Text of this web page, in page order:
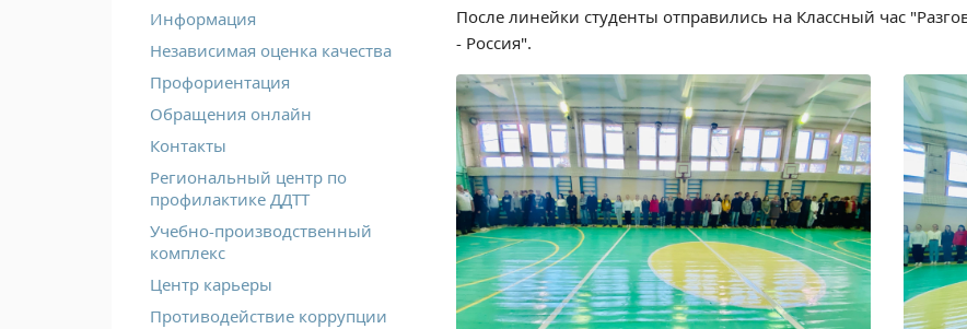
Информация
Независимая оценка качества
Профориентация
Обращения онлайн
Контакты
Региональный центр по
профилактике ДДТТ
Учебно-производственный
комплекс
Центр карьеры
Противодействие коррупции
После линейки студенты отправились на Классный час
- Россия".